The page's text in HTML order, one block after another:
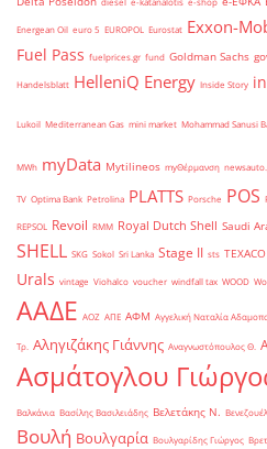
Energean Oil euro 5 EUROPOL Eurostat Exxon-
Fuel Pass fuelprices.gr fund Goldman Sachs
Handelsblatt HelleniQ Energy Inside Story
Lukoil Mediterranean Gas mini market Mohammad Sanusi
MWh myData Mytilineos myΘέρμανση
TV Optima Bank Petrolina PLATTS Porsche POS
REPSOL Revoil RMM Royal Dutch Shell Saudi
SHELL SKG Sokol Sri Lanka Stage II sts TEXACO
Urals vintage Viohalco voucher windfall tax WOOD
ΑΑΔΕ ΑΟΖ ΑΠΕ ΑΦΜ Αγγελική Ναταλία
Τρ. Αληγιζάκης Γιάννης Αναγνωστόπουλος Θ.
Ασμάτογλου
Βαλκάνια Βασίλης Βασιλειάδης Βελετάκης Ν.
Βουλή Βουλγαρία Βουλγαρίδης Γιώργος